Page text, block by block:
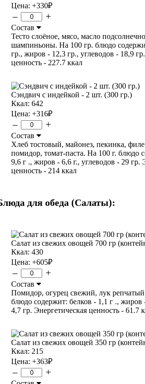
Цена: +330₽
– +
Состав
Тесто слоёное, мясо, масло
шампиньоны. На 100 гр. блюдо
гр., жиров - 12,3 гр., углеводов - 18,9
ценность - 227.7 ккал
Сэндвич с индейкой - 2 шт. (300 гр.)
Ккал: 642
Цена: +316₽
– +
Состав
Хлеб тостовый, майонез, пекинка,
помидор, томат-паста. На 100 г. блюдо
9,6 г ., жиров - 6,6 г., углеводов - 29 гр.
ценность - 214 ккал
для обеда (Салаты):
Салат из свежих овощей 700 гр
Ккал: 430
Цена: +605₽
– +
Состав
Помидор, огурец свежий, лук
блюдо содержит: белков - 1,1 г ., жиров
4,7 гр. Энергетическая ценность - 61.7
Салат из свежих овощей 350 гр
Ккал: 215
Цена: +363₽
– +